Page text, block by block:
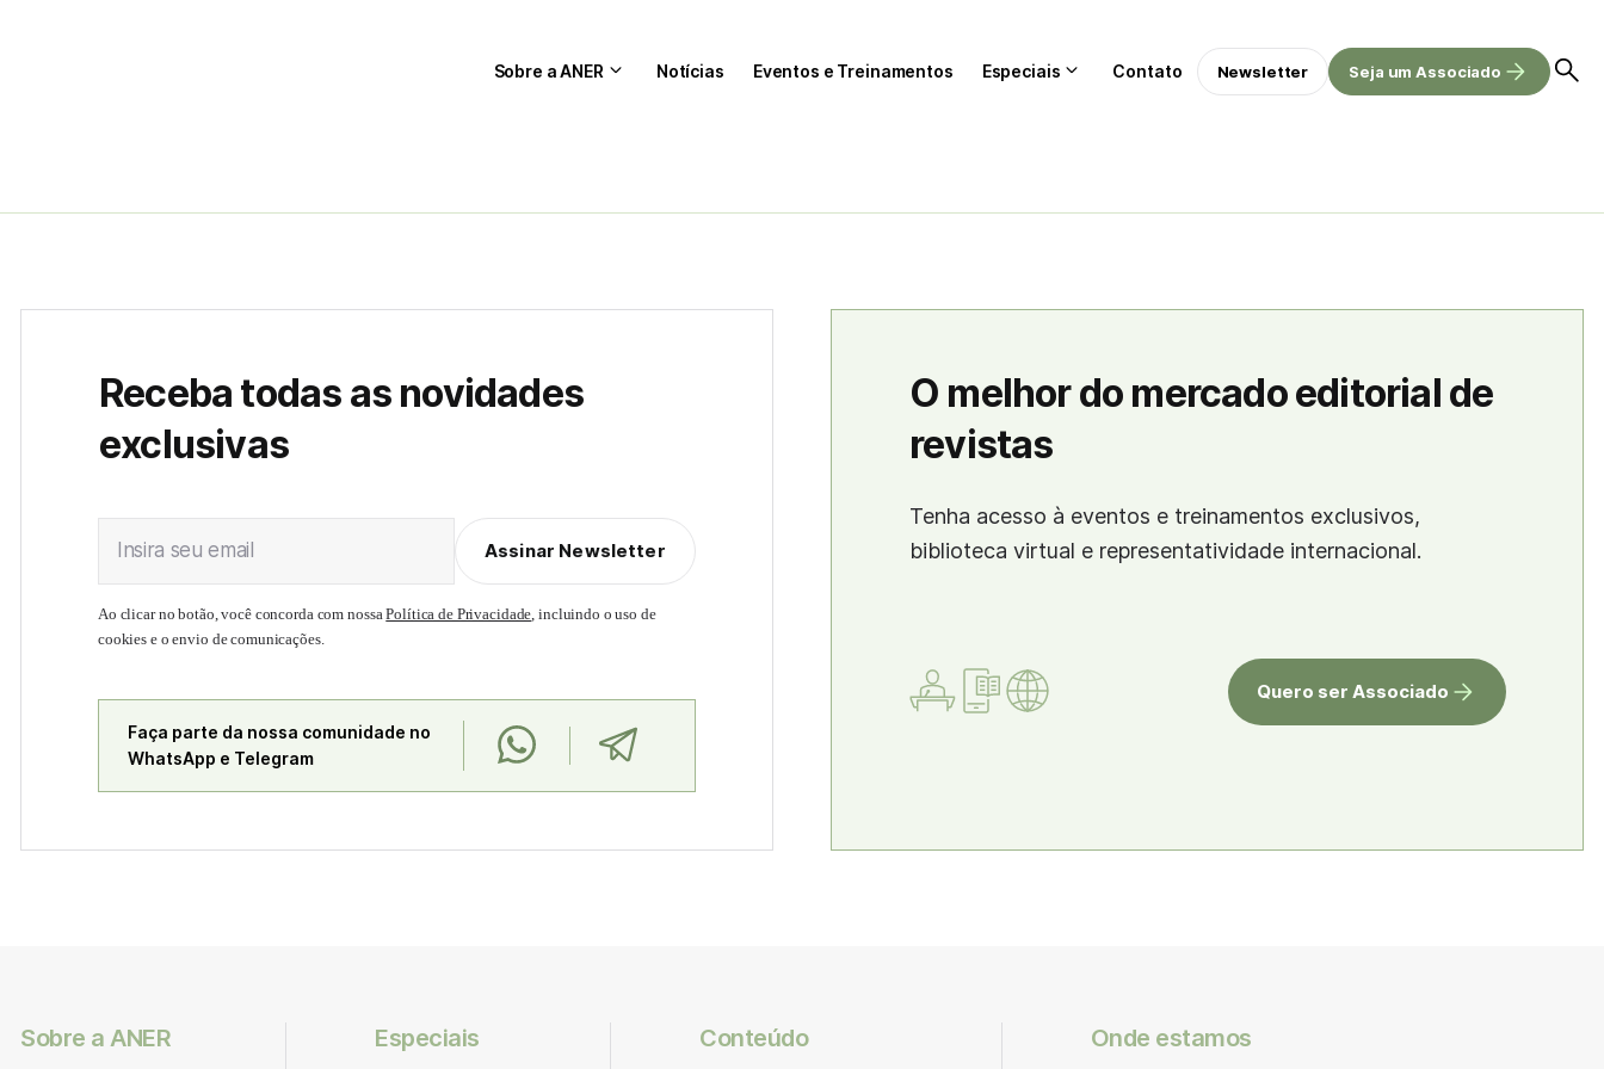
Sobre a ANER Notícias Eventos e Treinamentos Especiais Contato Newsletter Seja um Associado
Receba todas as novidades
exclusivas
Insira seu email Assinar Newsletter
Ao clicar no botão, você concorda com nossaPolítica de Privacidade, incluindo o uso de
cookies e o envio de comunicações.
Faça parte da nossa comunidade no
WhatsApp e Telegram
O melhor do mercado editorial de
revistas
Tenha acesso à eventos e treinamentos exclusivos,
biblioteca virtual e representatividade internacional.
Quero ser Associado
Sobre a ANER Especiais Conteúdo Onde estamos